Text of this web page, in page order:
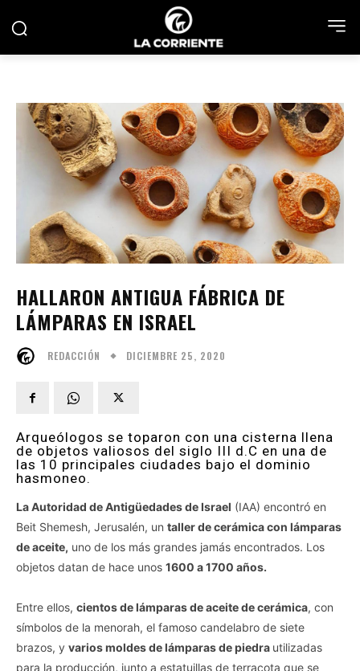
HALLARON ANTIGUA FÁBRICA DE
LÁMPARAS EN ISRAEL
REDACCIÓN DICIEMBRE 25, 2020
Arqueólogos se toparon con una cisterna llena
de objetos valiosos del siglo III d.C en una de
las 10 principales ciudades bajo el dominio
hasmoneo.
La Autoridad de Antigüedades de Israel (IAA) encontró en
Beit Shemesh, Jerusalén, un taller de cerámica con lámparas
de aceite, uno de los más grandes jamás encontrados. Los
objetos datan de hace unos 1600 a 1700 años.
Entre ellos, cientos de lámparas de aceite de cerámica, con
símbolos de la menorah, el famoso candelabro de siete
brazos, y varios moldes de lámparas de piedra utilizadas
para la producción, junto a estatuillas de terracota que se